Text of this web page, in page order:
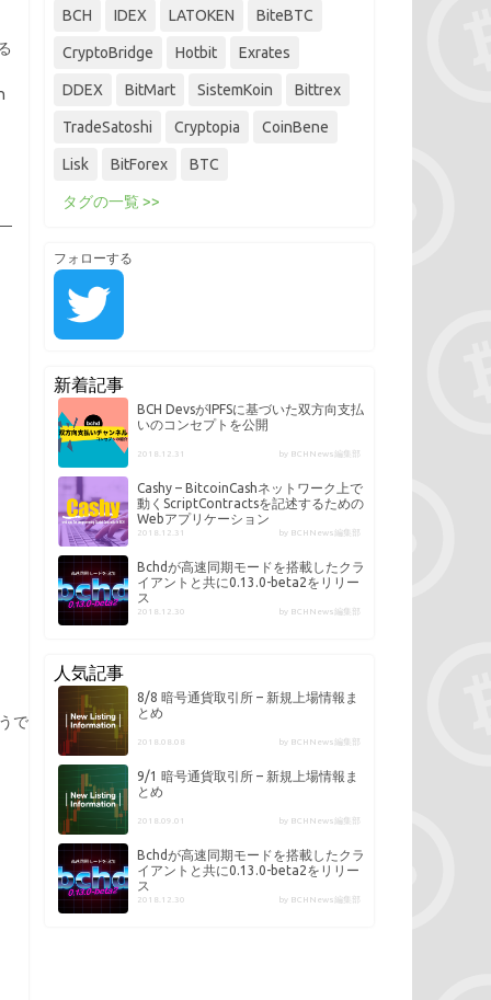
で
BCH IDEX LATOKEN BiteBTC
CryptoBridge Hotbit Exrates
DDEX BitMart SistemKoin Bittrex
TradeSatoshi Cryptopia CoinBene
Lisk BitForex BTC
タグの一覧 >>
フォローする
新着記事
BCH DevsがIPFSに基づいた双方向支払
いのコンセプトを公開
2018.12.31 by BCHNews編集部
Cashy – BitcoinCashネットワーク上で
動くScriptContractsを記述するための
Webアプリケーション
2018.12.31 by BCHNews編集部
Bchdが高速同期モードを搭載したクラ
イアントと共に0.13.0-beta2をリリー
ス
2018.12.30 by BCHNews編集部
人気記事
8/8 暗号通貨取引所 – 新規上場情報ま
とめ
2018.08.08 by BCHNews編集部
9/1 暗号通貨取引所 – 新規上場情報ま
とめ
2018.09.01 by BCHNews編集部
Bchdが高速同期モードを搭載したクラ
イアントと共に0.13.0-beta2をリリー
ス
2018.12.30 by BCHNews編集部